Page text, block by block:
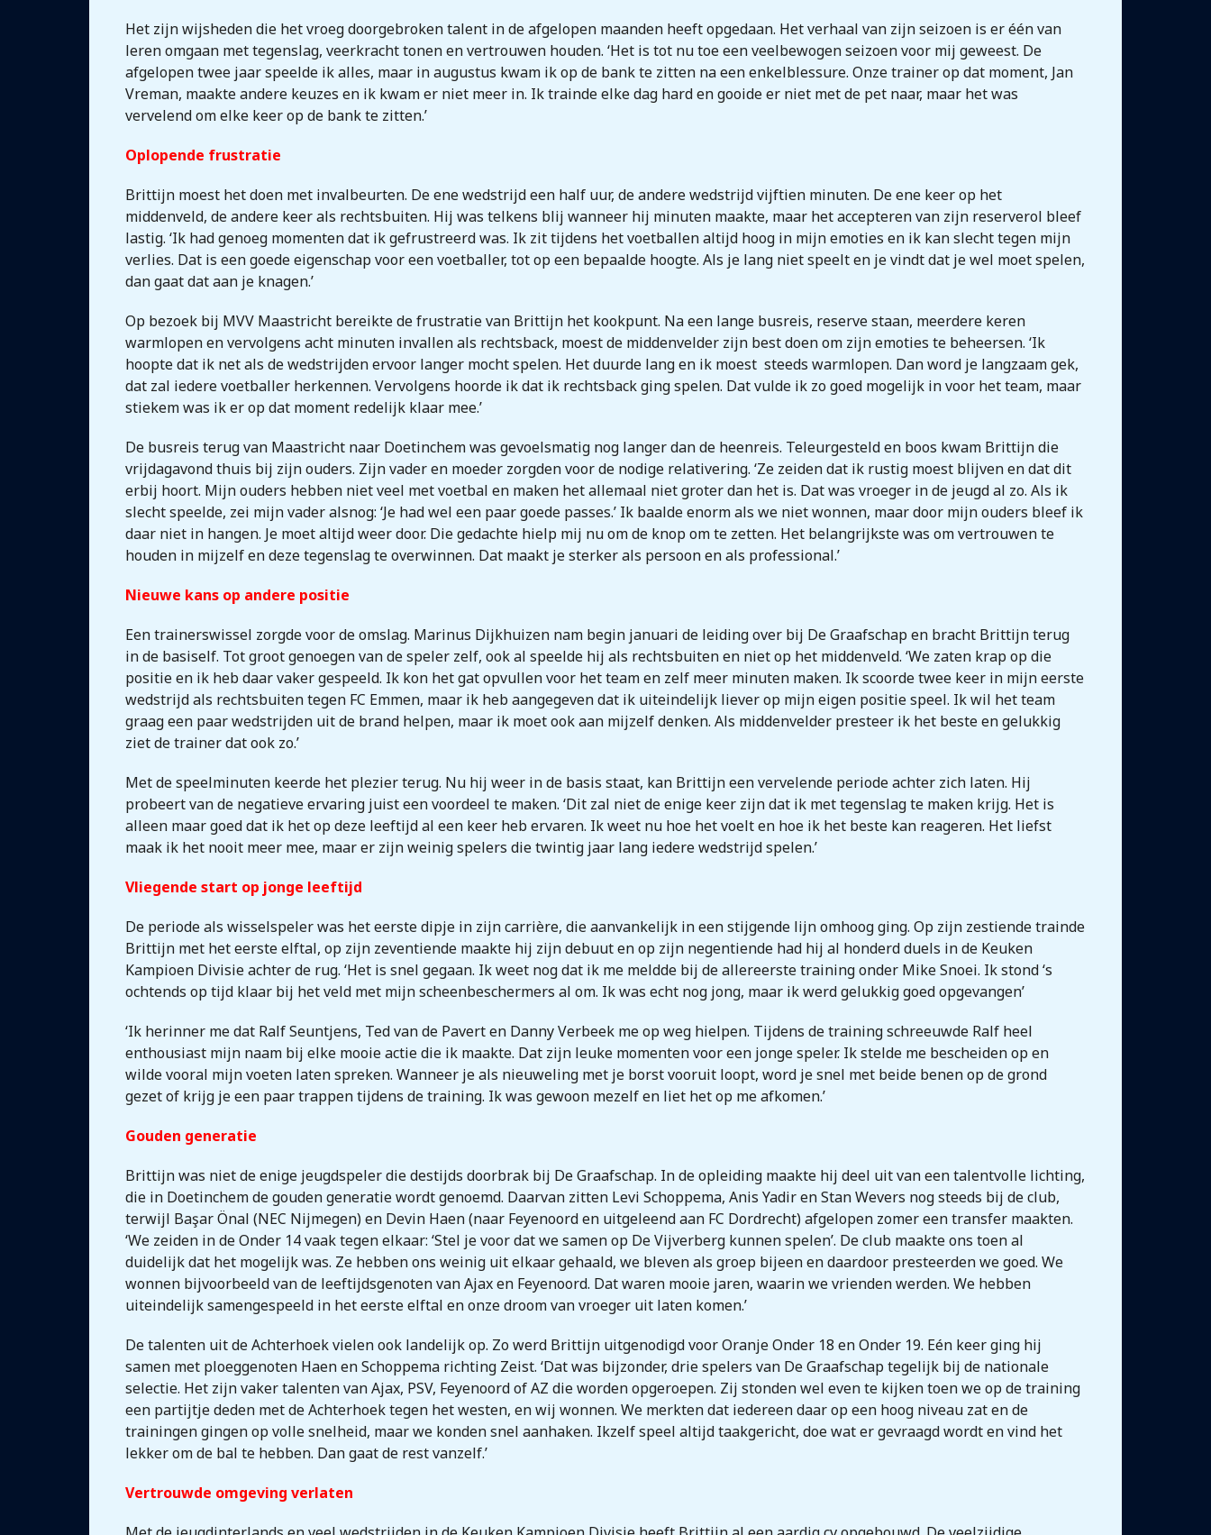
Het zijn wijsheden die het vroeg doorgebroken talent in de afgelopen maanden heeft opgedaan. Het verhaal van zijn seizoen is er één van
leren omgaan met tegenslag, veerkracht tonen en vertrouwen houden. ‘Het is tot nu toe een veelbewogen seizoen voor mij geweest. De
afgelopen twee jaar speelde ik alles, maar in augustus kwam ik op de bank te zitten na een enkelblessure. Onze trainer op dat moment, Jan
Vreman, maakte andere keuzes en ik kwam er niet meer in. Ik trainde elke dag hard en gooide er niet met de pet naar, maar het was
vervelend om elke keer op de bank te zitten.’
Oplopende frustratie
Brittijn moest het doen met invalbeurten. De ene wedstrijd een half uur, de andere wedstrijd vijftien minuten. De ene keer op het
middenveld, de andere keer als rechtsbuiten. Hij was telkens blij wanneer hij minuten maakte, maar het accepteren van zijn reserverol bleef
lastig. ‘Ik had genoeg momenten dat ik gefrustreerd was. Ik zit tijdens het voetballen altijd hoog in mijn emoties en ik kan slecht tegen mijn
verlies. Dat is een goede eigenschap voor een voetballer, tot op een bepaalde hoogte. Als je lang niet speelt en je vindt dat je wel moet spelen,
dan gaat dat aan je knagen.’
Op bezoek bij MVV Maastricht bereikte de frustratie van Brittijn het kookpunt. Na een lange busreis, reserve staan, meerdere keren
warmlopen en vervolgens acht minuten invallen als rechtsback, moest de middenvelder zijn best doen om zijn emoties te beheersen. ‘Ik
hoopte dat ik net als de wedstrijden ervoor langer mocht spelen. Het duurde lang en ik moest steeds warmlopen. Dan word je langzaam gek,
dat zal iedere voetballer herkennen. Vervolgens hoorde ik dat ik rechtsback ging spelen. Dat vulde ik zo goed mogelijk in voor het team, maar
stiekem was ik er op dat moment redelijk klaar mee.’
De busreis terug van Maastricht naar Doetinchem was gevoelsmatig nog langer dan de heenreis. Teleurgesteld en boos kwam Brittijn die
vrijdagavond thuis bij zijn ouders. Zijn vader en moeder zorgden voor de nodige relativering. ‘Ze zeiden dat ik rustig moest blijven en dat dit
erbij hoort. Mijn ouders hebben niet veel met voetbal en maken het allemaal niet groter dan het is. Dat was vroeger in de jeugd al zo. Als ik
slecht speelde, zei mijn vader alsnog: ‘Je had wel een paar goede passes.’ Ik baalde enorm als we niet wonnen, maar door mijn ouders bleef ik
daar niet in hangen. Je moet altijd weer door. Die gedachte hielp mij nu om de knop om te zetten. Het belangrijkste was om vertrouwen te
houden in mijzelf en deze tegenslag te overwinnen. Dat maakt je sterker als persoon en als professional.’
Nieuwe kans op andere positie
Een trainerswissel zorgde voor de omslag. Marinus Dijkhuizen nam begin januari de leiding over bij De Graafschap en bracht Brittijn terug
in de basiself. Tot groot genoegen van de speler zelf, ook al speelde hij als rechtsbuiten en niet op het middenveld. ‘We zaten krap op die
positie en ik heb daar vaker gespeeld. Ik kon het gat opvullen voor het team en zelf meer minuten maken. Ik scoorde twee keer in mijn eerste
wedstrijd als rechtsbuiten tegen FC Emmen, maar ik heb aangegeven dat ik uiteindelijk liever op mijn eigen positie speel. Ik wil het team
graag een paar wedstrijden uit de brand helpen, maar ik moet ook aan mijzelf denken. Als middenvelder presteer ik het beste en gelukkig
ziet de trainer dat ook zo.’
Met de speelminuten keerde het plezier terug. Nu hij weer in de basis staat, kan Brittijn een vervelende periode achter zich laten. Hij
probeert van de negatieve ervaring juist een voordeel te maken. ‘Dit zal niet de enige keer zijn dat ik met tegenslag te maken krijg. Het is
alleen maar goed dat ik het op deze leeftijd al een keer heb ervaren. Ik weet nu hoe het voelt en hoe ik het beste kan reageren. Het liefst
maak ik het nooit meer mee, maar er zijn weinig spelers die twintig jaar lang iedere wedstrijd spelen.’
Vliegende start op jonge leeftijd
De periode als wisselspeler was het eerste dipje in zijn carrière, die aanvankelijk in een stijgende lijn omhoog ging. Op zijn zestiende trainde
Brittijn met het eerste elftal, op zijn zeventiende maakte hij zijn debuut en op zijn negentiende had hij al honderd duels in de Keuken
Kampioen Divisie achter de rug. ‘Het is snel gegaan. Ik weet nog dat ik me meldde bij de allereerste training onder Mike Snoei. Ik stond ‘s
ochtends op tijd klaar bij het veld met mijn scheenbeschermers al om. Ik was echt nog jong, maar ik werd gelukkig goed opgevangen’
‘Ik herinner me dat Ralf Seuntjens, Ted van de Pavert en Danny Verbeek me op weg hielpen. Tijdens de training schreeuwde Ralf heel
enthousiast mijn naam bij elke mooie actie die ik maakte. Dat zijn leuke momenten voor een jonge speler. Ik stelde me bescheiden op en
wilde vooral mijn voeten laten spreken. Wanneer je als nieuweling met je borst vooruit loopt, word je snel met beide benen op de grond
gezet of krijg je een paar trappen tijdens de training. Ik was gewoon mezelf en liet het op me afkomen.’
Gouden generatie
Brittijn was niet de enige jeugdspeler die destijds doorbrak bij De Graafschap. In de opleiding maakte hij deel uit van een talentvolle lichting,
die in Doetinchem de gouden generatie wordt genoemd. Daarvan zitten Levi Schoppema, Anis Yadir en Stan Wevers nog steeds bij de club,
terwijl Başar Önal (NEC Nijmegen) en Devin Haen (naar Feyenoord en uitgeleend aan FC Dordrecht) afgelopen zomer een transfer maakten.
‘We zeiden in de Onder 14 vaak tegen elkaar: ‘Stel je voor dat we samen op De Vijverberg kunnen spelen’. De club maakte ons toen al
duidelijk dat het mogelijk was. Ze hebben ons weinig uit elkaar gehaald, we bleven als groep bijeen en daardoor presteerden we goed. We
wonnen bijvoorbeeld van de leeftijdsgenoten van Ajax en Feyenoord. Dat waren mooie jaren, waarin we vrienden werden. We hebben
uiteindelijk samengespeeld in het eerste elftal en onze droom van vroeger uit laten komen.’
De talenten uit de Achterhoek vielen ook landelijk op. Zo werd Brittijn uitgenodigd voor Oranje Onder 18 en Onder 19. Eén keer ging hij
samen met ploeggenoten Haen en Schoppema richting Zeist. ‘Dat was bijzonder, drie spelers van De Graafschap tegelijk bij de nationale
selectie. Het zijn vaker talenten van Ajax, PSV, Feyenoord of AZ die worden opgeroepen. Zij stonden wel even te kijken toen we op de training
een partijtje deden met de Achterhoek tegen het westen, en wij wonnen. We merkten dat iedereen daar op een hoog niveau zat en de
trainingen gingen op volle snelheid, maar we konden snel aanhaken. Ikzelf speel altijd taakgericht, doe wat er gevraagd wordt en vind het
lekker om de bal te hebben. Dan gaat de rest vanzelf.’
Vertrouwde omgeving verlaten